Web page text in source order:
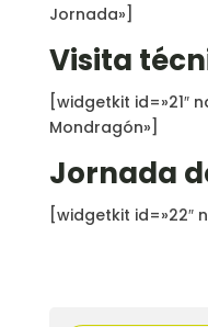
Jornada»]
Visita
[widgetkit id=»21″
Mondragón»]
Jornada
[widgetkit id=»22″